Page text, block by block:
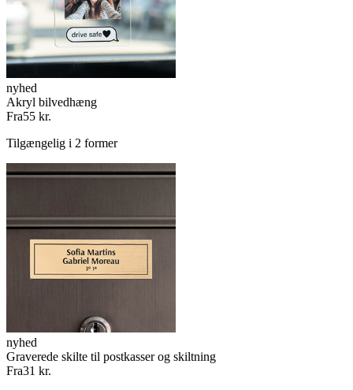
nyhed
Akryl bilvedhæng
Fra55 kr.
Tilgængelig i 2 former
nyhed
Graverede skilte til postkasser og skiltning
Fra31 kr.